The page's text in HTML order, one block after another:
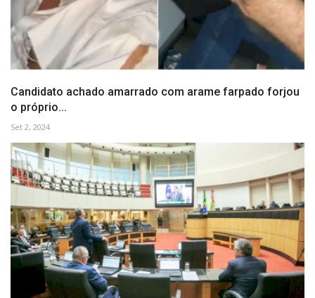
Candidato achado amarrado com arame farpado forjou
o próprio...
Set 2, 2024